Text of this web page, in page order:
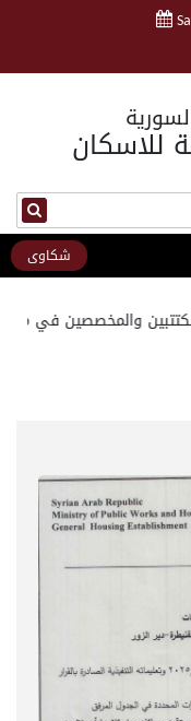
للاسكان
شكاوى
والمخصصين في